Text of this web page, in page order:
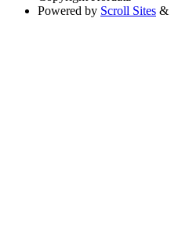
Powered by Scroll Sites &